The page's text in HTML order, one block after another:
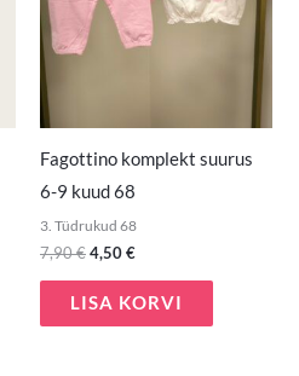
Fagottino komplekt suurus
6-9 kuud 68
3. Tüdrukud 68
7,90€4,50€
LISA KORVI